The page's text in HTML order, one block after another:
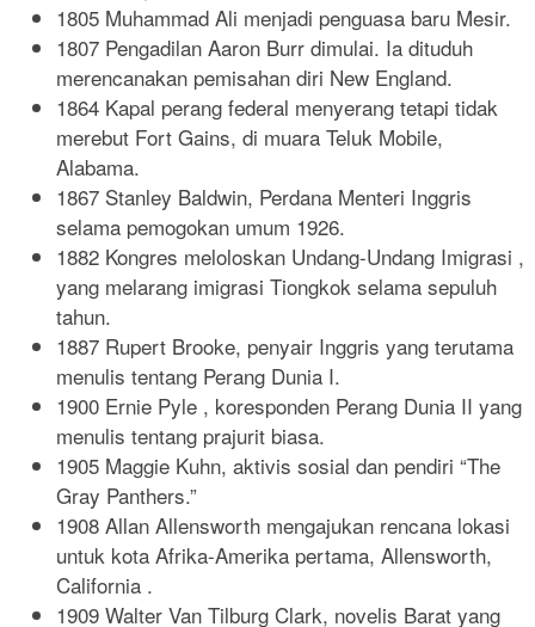
1805 Muhammad Ali menjadi penguasa baru Mesir.
1807 Pengadilan Aaron Burr dimulai. Ia dituduh
merencanakan pemisahan diri New England.
1864 Kapal perang federal menyerang tetapi tidak
merebut Fort Gains, di muara Teluk Mobile,
Alabama.
1867 Stanley Baldwin, Perdana Menteri Inggris
selama pemogokan umum 1926.
1882 Kongres meloloskan Undang-Undang Imigrasi ,
yang melarang imigrasi Tiongkok selama sepuluh
tahun.
1887 Rupert Brooke, penyair Inggris yang terutama
menulis tentang Perang Dunia I.
1900 Ernie Pyle , koresponden Perang Dunia II yang
menulis tentang prajurit biasa.
1905 Maggie Kuhn, aktivis sosial dan pendiri “The
Gray Panthers.”
1908 Allan Allensworth mengajukan rencana lokasi
untuk kota Afrika-Amerika pertama, Allensworth,
California .
1909 Walter Van Tilburg Clark, novelis Barat yang